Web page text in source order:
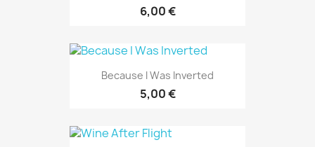
6,00 €
Because I Was Inverted
5,00 €